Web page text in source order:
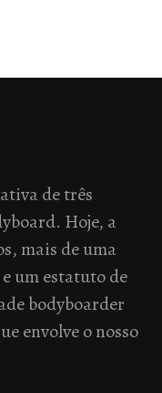
de três
Hoje, a
mais de uma
um estatuto de
bodyboarder
envolve o nosso